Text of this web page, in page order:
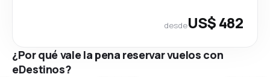
desdeUS$ 482
¿Por qué vale la pena reservar vuelos con
eDestinos?